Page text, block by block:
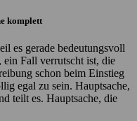
komplett
es gerade bedeutungsvoll
Fall verrutscht ist, die
schon beim Einstieg
egal zu sein. Hauptsache,
teilt es. Hauptsache, die